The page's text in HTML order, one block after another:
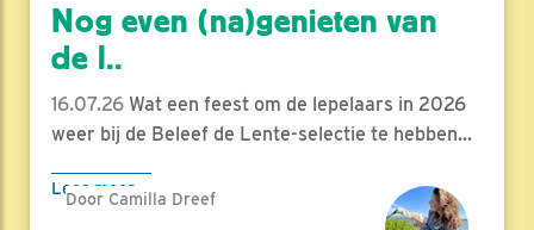
Nog even (na)genieten van
de l..
16.07.26 Wat een feest om de lepelaars in 2026
weer bij de Beleef de Lente-selectie te hebben...
Lees meer
Door Camilla Dreef